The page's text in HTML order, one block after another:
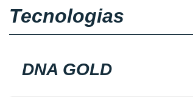
Tecnologias
DNA GOLD